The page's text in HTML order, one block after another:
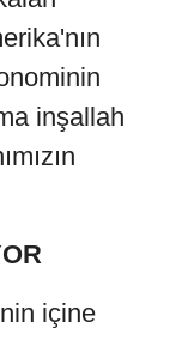
inşallah
içine